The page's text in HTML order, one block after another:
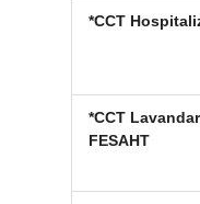
*CCT
*CCT
FESAHT